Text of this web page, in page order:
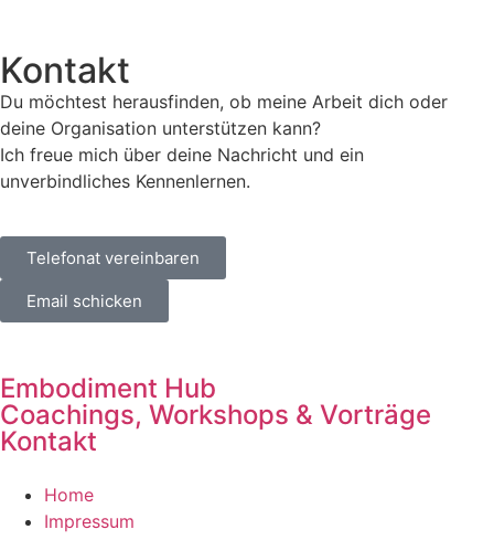
Kontakt
Du möchtest herausfinden, ob meine Arbeit dich oder
deine Organisation unterstützen kann?
Ich freue mich über deine Nachricht und ein
unverbindliches Kennenlernen.
Telefonat vereinbaren
Email schicken
Embodiment Hub
Coachings, Workshops & Vorträge
Kontakt
Home
Impressum